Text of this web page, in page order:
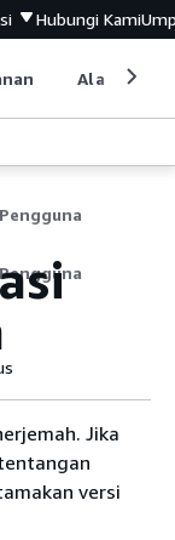
Hubungi Kami
Alat
Jika
versi